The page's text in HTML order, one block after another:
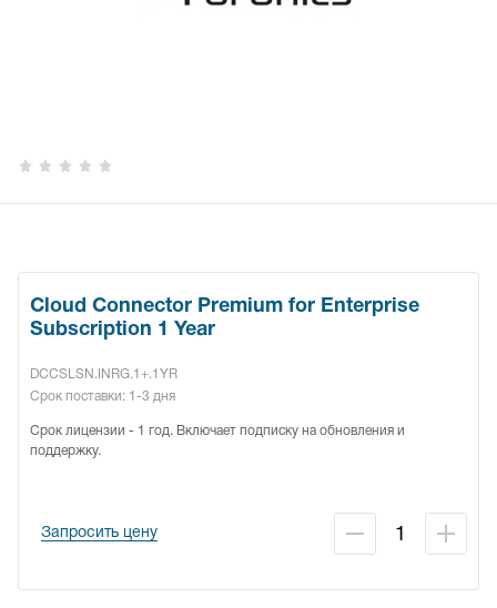
Cloud Connector Premium for Enterprise
Subscription 1 Year
DCCSLSN.INRG.1+.1YR
Срок поставки: 1-3 дня
Срок лицензии - 1 год. Включает подписку на обновления и
поддержку.
Запросить цену